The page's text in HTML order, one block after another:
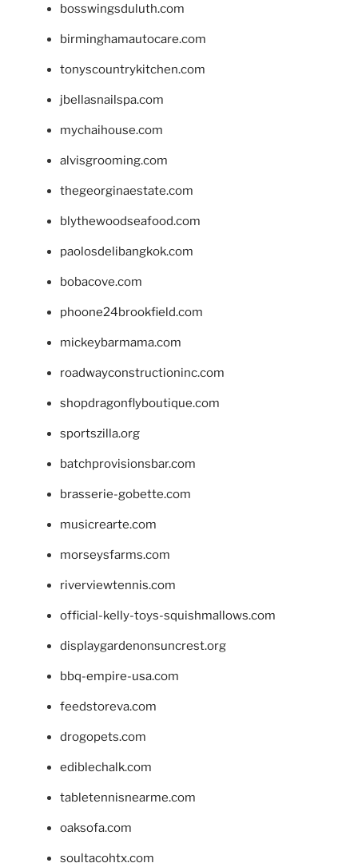
bosswingsduluth.com
birminghamautocare.com
tonyscountrykitchen.com
jbellasnailspa.com
mychaihouse.com
alvisgrooming.com
thegeorginaestate.com
blythewoodseafood.com
paolosdelibangkok.com
bobacove.com
phoone24brookfield.com
mickeybarmama.com
roadwayconstructioninc.com
shopdragonflyboutique.com
sportszilla.org
batchprovisionsbar.com
brasserie-gobette.com
musicrearte.com
morseysfarms.com
riverviewtennis.com
official-kelly-toys-squishmallows.com
displaygardenonsuncrest.org
bbq-empire-usa.com
feedstoreva.com
drogopets.com
ediblechalk.com
tabletennisnearme.com
oaksofa.com
soultacohtx.com